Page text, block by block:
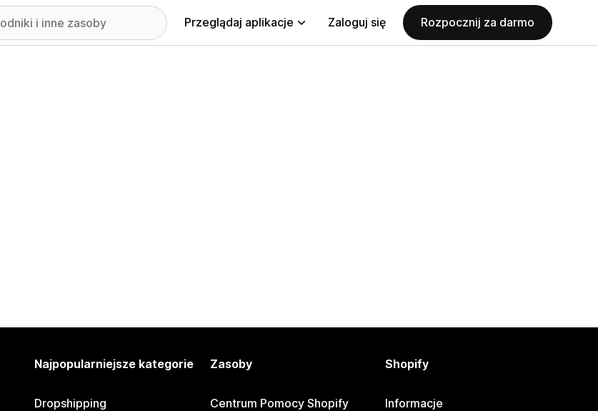
Przeglądaj aplikacje Zaloguj się Rozpocznij za darmo
Najpopularniejsze kategorie
Dropshipping
Zasoby
Centrum Pomocy Shopify
Shopify
Informacje